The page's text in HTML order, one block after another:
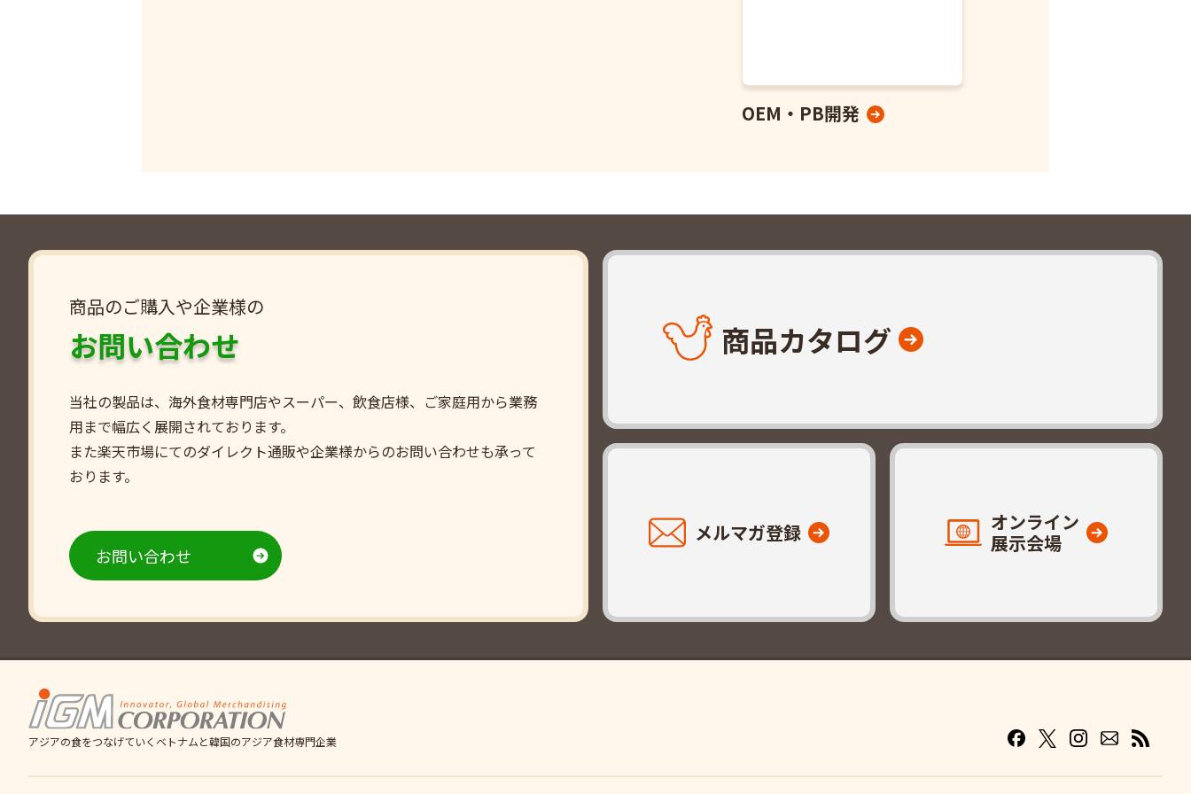
OEM・PB開発
商品のご購入や企業様の
お問い合わせ
当社の製品は、海外食材専門店やスーパー、飲食店様、ご家庭用から業務
用まで幅広く展開されております。
また楽天市場にてのダイレクト通販や企業様からのお問い合わせも承って
おります。
お問い合わせ
商品カタログ
メルマガ登録
オンライン
展示会場
アジアの食をつなげていくベトナムと韓国のアジア食材専門企業